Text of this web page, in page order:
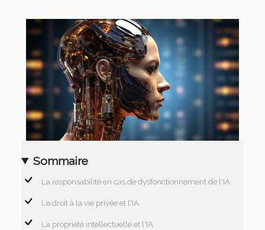
Sommaire
La responsabilité en cas de dysfonctionnement de l'IA
Le droit à la vie privée et l'IA
La propriété intellectuelle et l'IA